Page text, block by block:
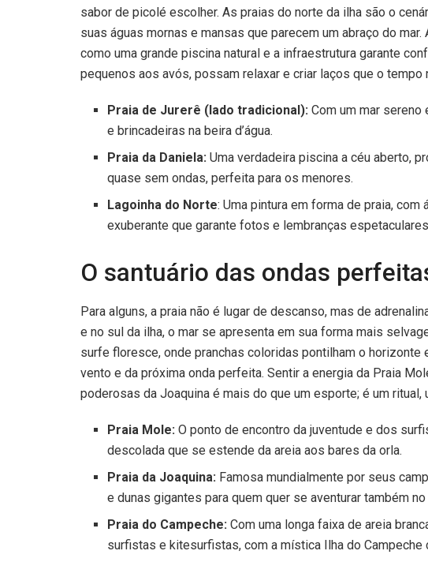
sabor de picolé escolher. As praias do norte da ilha são o
suas águas mornas e mansas que parecem um abraço do
como uma grande piscina natural e a infraestrutura garante
pequenos aos avós, possam relaxar e criar laços que o tempo
Praia de Jurerê (lado tradicional): Com um mar sereno
e brincadeiras na beira d’água.
Praia da Daniela: Uma verdadeira piscina a céu aberto,
quase sem ondas, perfeita para os menores.
Lagoinha do Norte: Uma pintura em forma de praia,
exuberante que garante fotos e lembranças
O santuário das ondas
Para alguns, a praia não é lugar de descanso, mas de
e no sul da ilha, o mar se apresenta em sua forma mais
surfe floresce, onde pranchas coloridas pontilham o horizonte
vento e da próxima onda perfeita. Sentir a energia da Praia
poderosas da Joaquina é mais do que um esporte; é um ritual,
Praia Mole: O ponto de encontro da juventude e dos
descolada que se estende da areia aos bares da orla.
Praia da Joaquina: Famosa mundialmente por seus
e dunas gigantes para quem quer se aventurar também
Praia do Campeche: Com uma longa faixa de areia
surfistas e kitesurfistas, com a mística Ilha do Campeche